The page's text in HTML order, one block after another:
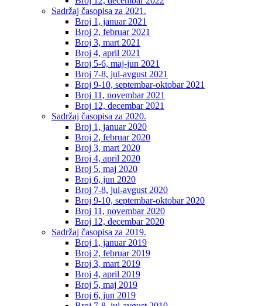
Sadržaj časopisa za 2021.
Broj 1, januar 2021
Broj 2, februar 2021
Broj 3, mart 2021
Broj 4, april 2021
Broj 5-6, maj-jun 2021
Broj 7-8, jul-avgust 2021
Broj 9-10, septembar-oktobar 2021
Broj 11, novembar 2021
Broj 12, decembar 2021
Sadržaj časopisa za 2020.
Broj 1, januar 2020
Broj 2, februar 2020
Broj 3, mart 2020
Broj 4, april 2020
Broj 5, maj 2020
Broj 6, jun 2020
Broj 7-8, jul-avgust 2020
Broj 9-10, septembar-oktobar 2020
Broj 11, novembar 2020
Broj 12, decembar 2020
Sadržaj časopisa za 2019.
Broj 1, januar 2019
Broj 2, februar 2019
Broj 3, mart 2019
Broj 4, april 2019
Broj 5, maj 2019
Broj 6, jun 2019